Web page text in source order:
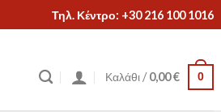
Τηλ. Κέντρο: +30 216 100 1016
Καλάθι /0,00€ 0